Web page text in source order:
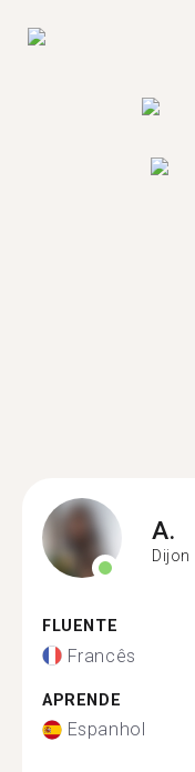
A.
Dijon
FLUENTE
Francês
APRENDE
Espanhol